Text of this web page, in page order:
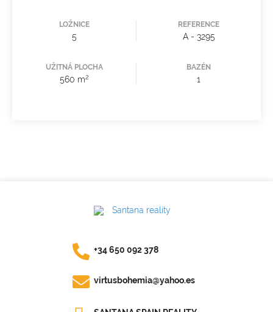
LOŽNICE
5
REFERENCE
A - 3295
UŽITNÁ PLOCHA
560 m2
BAZÉN
1
+34 650 092 378
virtusbohemia@yahoo.es